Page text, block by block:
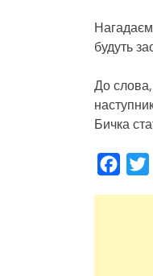
будуть
До
Бичка